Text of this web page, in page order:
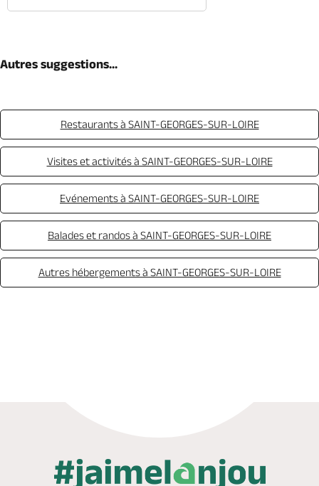
Autres suggestions...
Restaurants à SAINT-GEORGES-SUR-LOIRE
Visites et activités à SAINT-GEORGES-SUR-LOIRE
Evénements à SAINT-GEORGES-SUR-LOIRE
Balades et randos à SAINT-GEORGES-SUR-LOIRE
Autres hébergements à SAINT-GEORGES-SUR-LOIRE